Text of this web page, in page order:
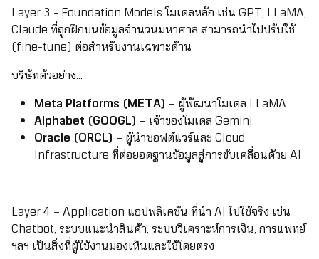
Layer 3 - Foundation Models โมเดลหลัก เช่น GPT, LLaMA,
Claude ที่ถูกฝึกบนข้อมูลจำนวนมหาศาล สามารถนำไปปรับใช้
(fine-tune) ต่อสำหรับงานเฉพาะด้าน
บริษัทตัวอย่าง...
Meta Platforms (META) – ผู้พัฒนาโมเดล LLaMA
Alphabet (GOOGL) – เจ้าของโมเดล Gemini
Oracle (ORCL) – ผู้นำซอฟต์แวร์และ Cloud
Infrastructure ที่ต่อยอดฐานข้อมูลสู่การขับเคลื่อนด้วย AI
Layer 4 – Application แอปพลิเคชัน ที่นำ AI ไปใช้จริง เช่น
Chatbot, ระบบแนะนำสินค้า, ระบบวิเคราะห์การเงิน, การแพทย์
ฯลฯ เป็นสิ่งที่ผู้ใช้งานมองเห็นและใช้โดยตรง